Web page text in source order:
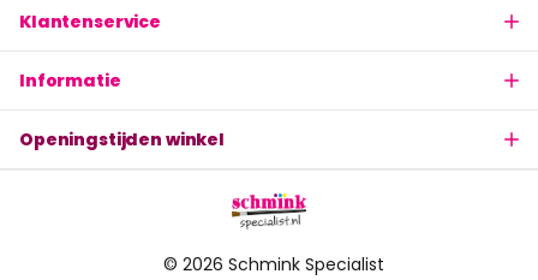
Klantenservice
Informatie
Openingstijden winkel
© 2026 Schmink Specialist